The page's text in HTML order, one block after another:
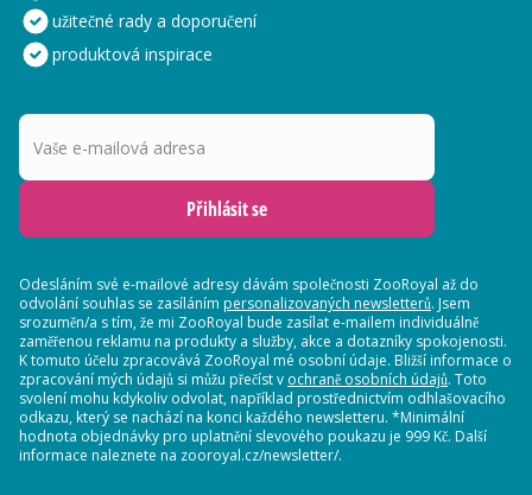
užitečné rady a doporučení
produktová inspirace
Vaše e-mailová adresa
Přihlásit se
Odesláním své e-mailové adresy dávám společnosti ZooRoyal až do
odvolání souhlas se zasíláním personalizovaných newsletterů. Jsem
srozuměn/a s tím, že mi ZooRoyal bude zasílat e-mailem individuálně
zaměřenou reklamu na produkty a služby, akce a dotazníky spokojenosti.
K tomuto účelu zpracovává ZooRoyal mé osobní údaje. Bližší informace o
zpracování mých údajů si můžu přečíst v ochraně osobních údajů. Toto
svolení mohu kdykoliv odvolat, například prostřednictvím odhlašovacího
odkazu, který se nachází na konci každého newsletteru. *Minimální
hodnota objednávky pro uplatnění slevového poukazu je 999 Kč. Další
informace naleznete na zooroyal.cz/newsletter/.